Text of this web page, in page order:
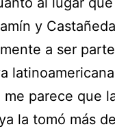
y
a ser
me parece que
la tomó más